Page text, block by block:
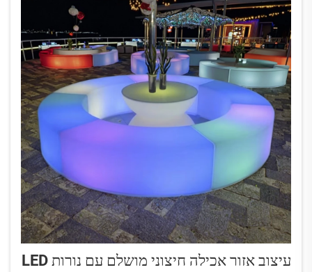
עיצוב אזור אכילה חיצוני מושלם עם נורות LED